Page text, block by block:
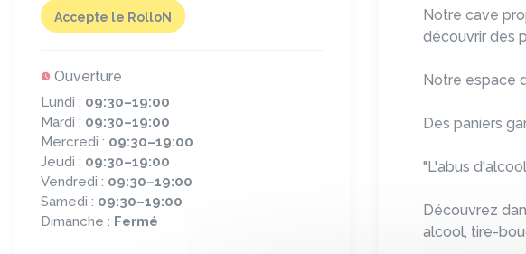
Accepte le RolloN
Ouverture
Lundi : 09:30–19:00
Mardi : 09:30–19:00
Mercredi : 09:30–19:00
Jeudi : 09:30–19:00
Vendredi : 09:30–19:00
Samedi : 09:30–19:00
Dimanche : Fermé
Notre cave
découvrir des
Notre espace
Des paniers
"L'abus
Découvrez
alcool, tire-